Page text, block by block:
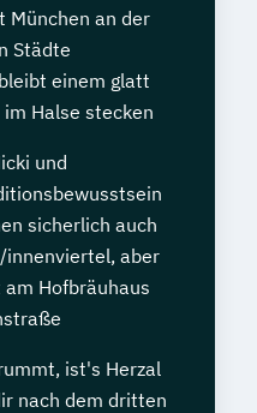
München an der
Städte
einem glatt
im Halse stecken
und
sicherlich auch
aber
Hofbräuhaus
ist's Herzal
nach dem dritten